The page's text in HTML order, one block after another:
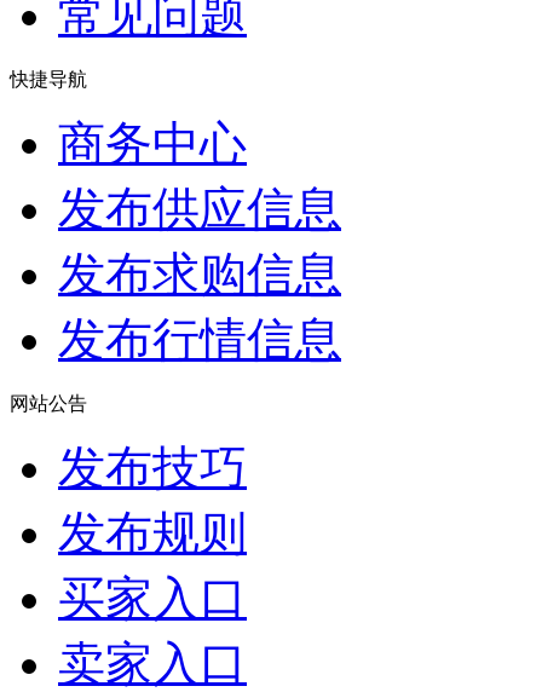
常见问题
快捷导航
商务中心
发布供应信息
发布求购信息
发布行情信息
网站公告
发布技巧
发布规则
买家入口
卖家入口